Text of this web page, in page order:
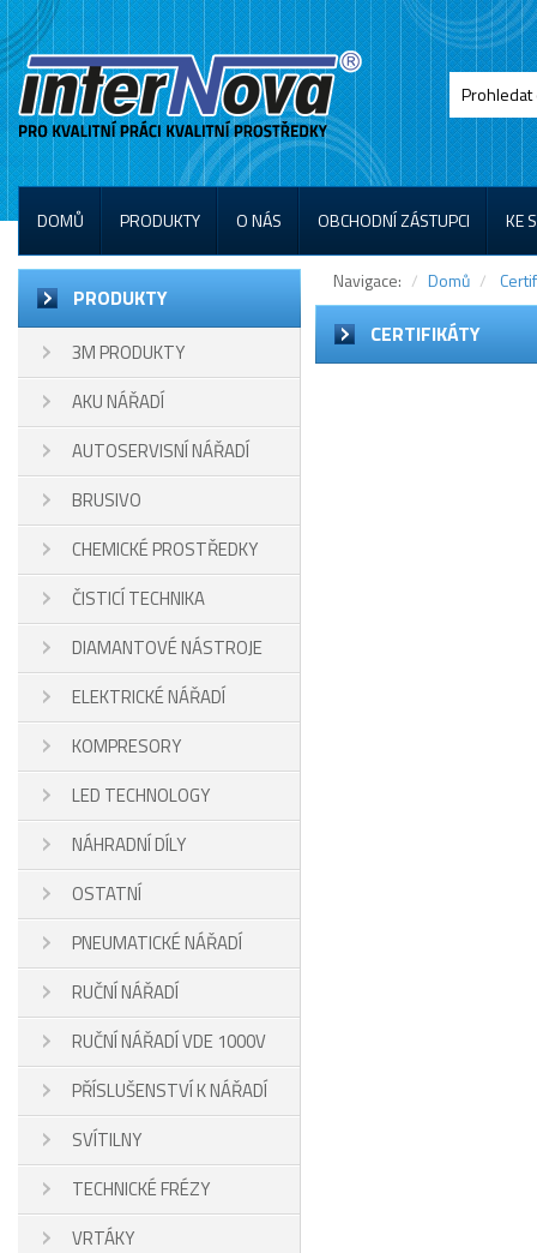
DOMŮ PRODUKTY O NÁS OBCHODNÍ ZÁSTUPCI KE
PRODUKTY
3M PRODUKTY
AKU NÁŘADÍ
AUTOSERVISNÍ NÁŘADÍ
BRUSIVO
CHEMICKÉ PROSTŘEDKY
ČISTICÍ TECHNIKA
DIAMANTOVÉ NÁSTROJE
ELEKTRICKÉ NÁŘADÍ
KOMPRESORY
LED TECHNOLOGY
NÁHRADNÍ DÍLY
OSTATNÍ
PNEUMATICKÉ NÁŘADÍ
RUČNÍ NÁŘADÍ
RUČNÍ NÁŘADÍ VDE 1000V
PŘÍSLUŠENSTVÍ K NÁŘADÍ
SVÍTILNY
TECHNICKÉ FRÉZY
VRTÁKY
Navigace: Domů
CERTIFIKÁTY